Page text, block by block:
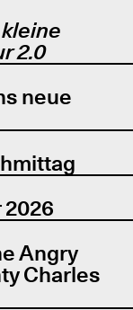
2.0
neue
2026
Angry
Charles